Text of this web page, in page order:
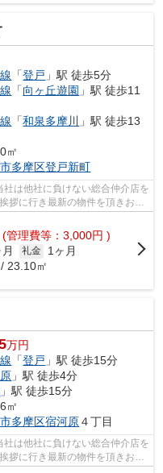
「登戸 」駅 徒歩5分
「向ヶ丘遊園 」駅 徒歩11
「和泉多摩川 」駅 徒歩13
㎡
多摩区登戸新町
は他社に負けない総合仲介店を
拶に行き最新の物件を頂きお客
(管理費等：3,000円 )
礼金
1ヶ月
23.10㎡
万円
「登戸 」駅 徒歩15分
」駅 徒歩4分
」駅 徒歩15分
㎡
多摩区宿河原４丁目
は他社に負けない総合仲介店を
拶に行き最新の物件を頂きお客